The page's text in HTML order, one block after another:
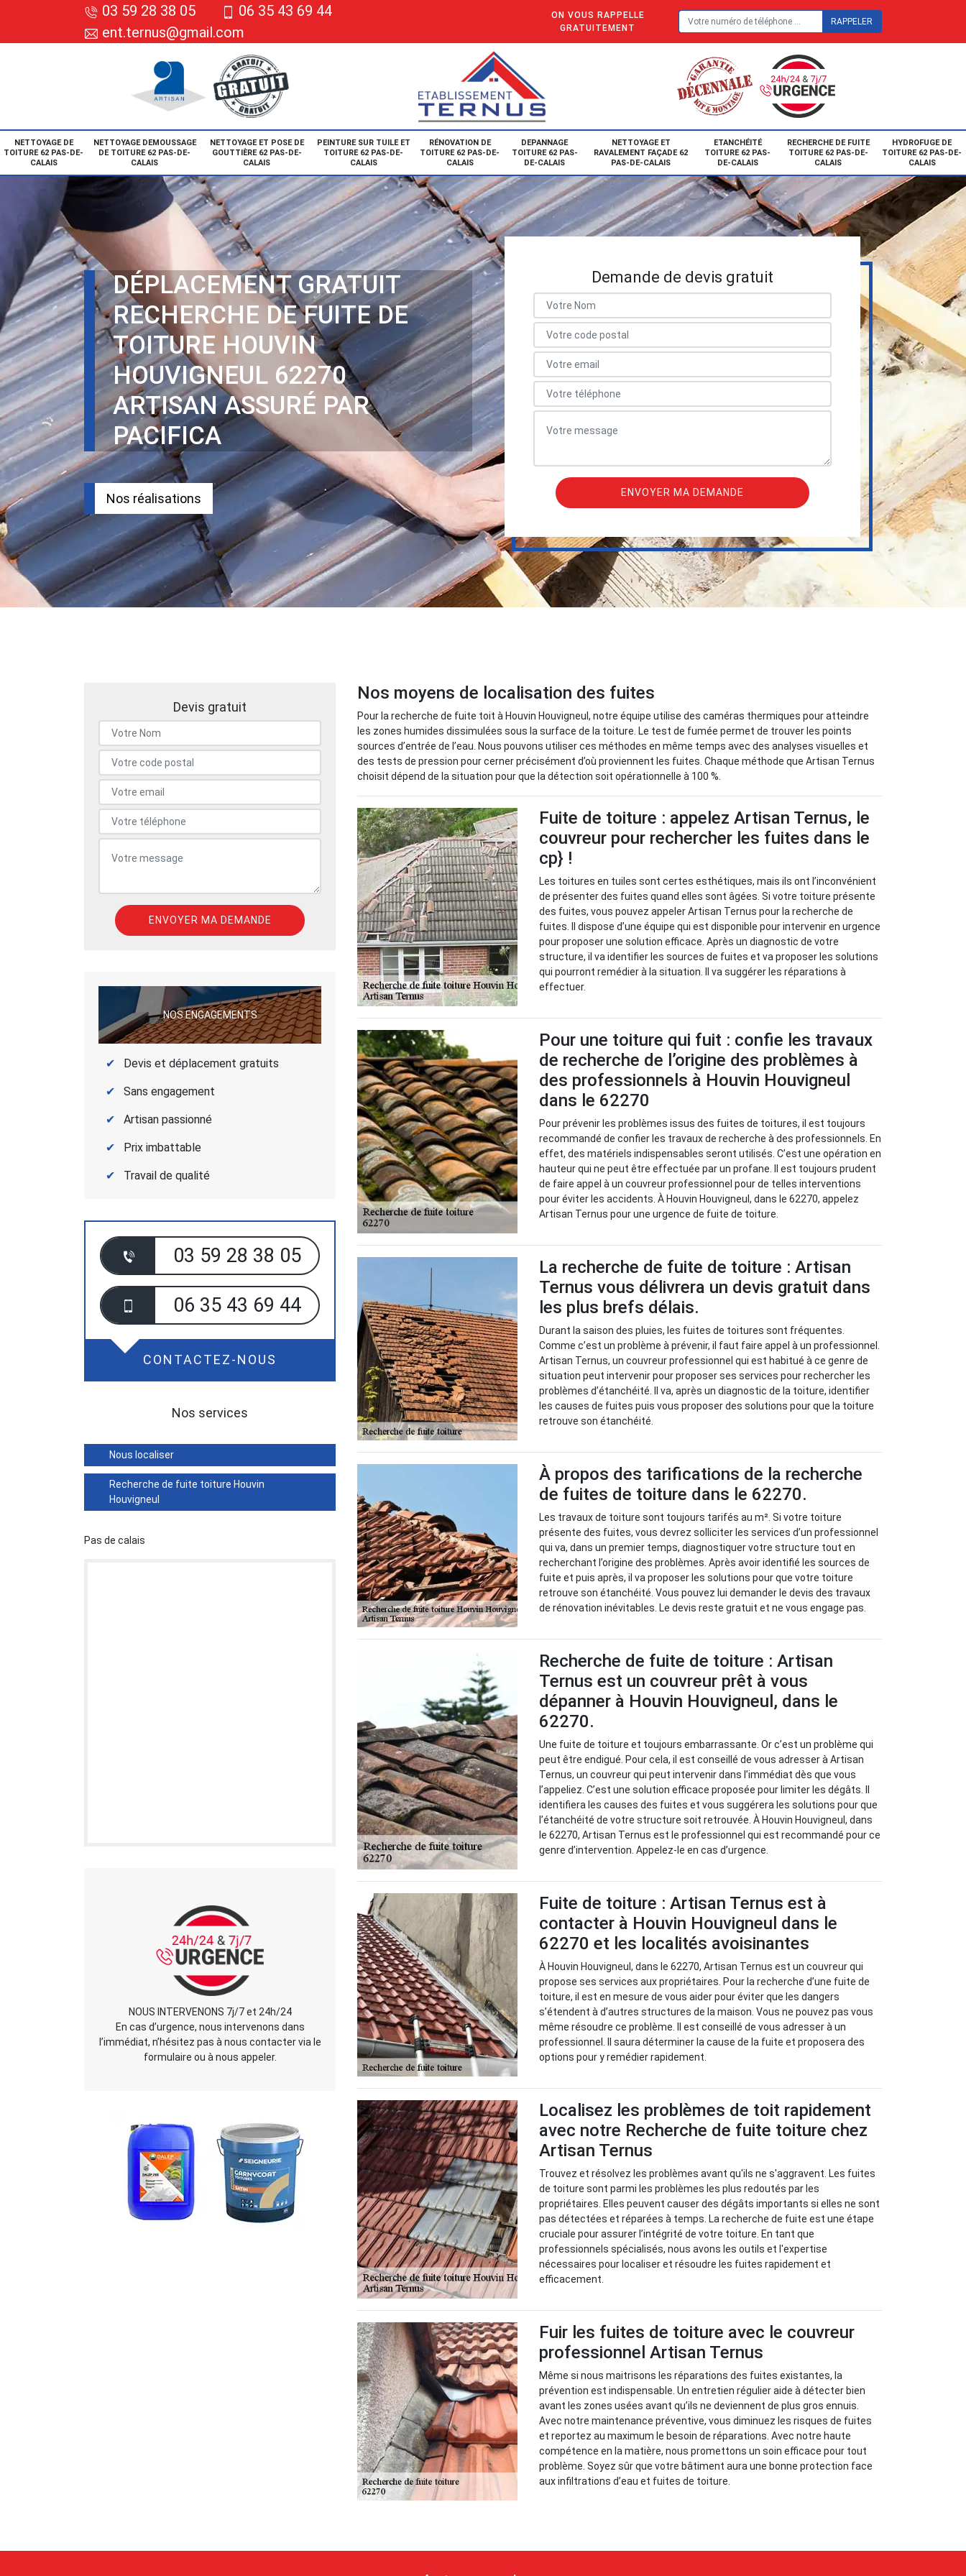
03 59 28 38 05
06 35 43 69 44
ent.ternus@gmail.com
ON VOUS RAPPELLE
GRATUITEMENT
NETTOYAGE DE
TOITURE 62 PAS-DE-
CALAIS
NETTOYAGE DEMOUSSAGE
DE TOITURE 62 PAS-DE-
CALAIS
NETTOYAGE ET POSE DE
GOUTTIÈRE 62 PAS-DE-
CALAIS
PEINTURE SUR TUILE ET
TOITURE 62 PAS-DE-
CALAIS
RÉNOVATION DE
TOITURE 62 PAS-DE-
CALAIS
DEPANNAGE
TOITURE 62 PAS-
DE-CALAIS
NETTOYAGE ET
RAVALEMENT FAÇADE 62
PAS-DE-CALAIS
ETANCHÉITÉ
TOITURE 62 PAS-
DE-CALAIS
RECHERCHE DE FUITE
TOITURE 62 PAS-DE-
CALAIS
HYDROFUGE DE
TOITURE 62 PAS-DE-
CALAIS
DÉPLACEMENT GRATUIT
RECHERCHE DE FUITE DE
TOITURE HOUVIN
HOUVIGNEUL 62270
ARTISAN ASSURÉ PAR
PACIFICA
Nos réalisations
Demande de devis gratuit
Devis gratuit
NOS ENGAGEMENTS
Devis et déplacement gratuits
Sans engagement
Artisan passionné
Prix imbattable
Travail de qualité
03 59 28 38 05
06 35 43 69 44
CONTACTEZ-NOUS
Nos services
Nous localiser
Recherche de fuite toiture Houvin
Houvigneul
Pas de calais
NOUS INTERVENONS 7j/7 et 24h/24
En cas d’urgence, nous intervenons dans
l’immédiat, n’hésitez pas à nous contacter via le
formulaire ou à nous appeler.
Nos moyens de localisation des fuites
Pour la recherche de fuite toit à Houvin Houvigneul, notre équipe utilise des caméras thermiques pour atteindre
les zones humides dissimulées sous la surface de la toiture. Le test de fumée permet de trouver les points
sources d’entrée de l’eau. Nous pouvons utiliser ces méthodes en même temps avec des analyses visuelles et
des tests de pression pour cerner précisément d’où proviennent les fuites. Chaque méthode que Artisan Ternus
choisit dépend de la situation pour que la détection soit opérationnelle à 100 %.
Fuite de toiture : appelez Artisan Ternus, le
couvreur pour rechercher les fuites dans le
cp} !
Les toitures en tuiles sont certes esthétiques, mais ils ont l’inconvénient
de présenter des fuites quand elles sont âgées. Si votre toiture présente
des fuites, vous pouvez appeler Artisan Ternus pour la recherche de
fuites. Il dispose d’une équipe qui est disponible pour intervenir en urgence
pour proposer une solution efficace. Après un diagnostic de votre
structure, il va identifier les sources de fuites et va proposer les solutions
qui pourront remédier à la situation. Il va suggérer les réparations à
effectuer.
Pour une toiture qui fuit : confie les travaux
de recherche de l’origine des problèmes à
des professionnels à Houvin Houvigneul
dans le 62270
Pour prévenir les problèmes issus des fuites de toitures, il est toujours
recommandé de confier les travaux de recherche à des professionnels. En
effet, des matériels indispensables seront utilisés. C’est une opération en
hauteur qui ne peut être effectuée par un profane. Il est toujours prudent
de faire appel à un couvreur professionnel pour de telles interventions
pour éviter les accidents. À Houvin Houvigneul, dans le 62270, appelez
Artisan Ternus pour une urgence de fuite de toiture.
La recherche de fuite de toiture : Artisan
Ternus vous délivrera un devis gratuit dans
les plus brefs délais.
Durant la saison des pluies, les fuites de toitures sont fréquentes.
Comme c’est un problème à prévenir, il faut faire appel à un professionnel.
Artisan Ternus, un couvreur professionnel qui est habitué à ce genre de
situation peut intervenir pour proposer ses services pour rechercher les
problèmes d’étanchéité. Il va, après un diagnostic de la toiture, identifier
les causes de fuites puis vous proposer des solutions pour que la toiture
retrouve son étanchéité.
À propos des tarifications de la recherche
de fuites de toiture dans le 62270.
Les travaux de toiture sont toujours tarifés au m². Si votre toiture
présente des fuites, vous devrez solliciter les services d’un professionnel
qui va, dans un premier temps, diagnostiquer votre structure tout en
recherchant l’origine des problèmes. Après avoir identifié les sources de
fuite et puis après, il va proposer les solutions pour que votre toiture
retrouve son étanchéité. Vous pouvez lui demander le devis des travaux
de rénovation inévitables. Le devis reste gratuit et ne vous engage pas.
Recherche de fuite de toiture : Artisan
Ternus est un couvreur prêt à vous
dépanner à Houvin Houvigneul, dans le
62270.
Une fuite de toiture et toujours embarrassante. Or c’est un problème qui
peut être endigué. Pour cela, il est conseillé de vous adresser à Artisan
Ternus, un couvreur qui peut intervenir dans l’immédiat dès que vous
l’appeliez. C’est une solution efficace proposée pour limiter les dégâts. Il
identifiera les causes des fuites et vous suggérera les solutions pour que
l’étanchéité de votre structure soit retrouvée. À Houvin Houvigneul, dans
le 62270, Artisan Ternus est le professionnel qui est recommandé pour ce
genre d’intervention. Appelez-le en cas d’urgence.
Fuite de toiture : Artisan Ternus est à
contacter à Houvin Houvigneul dans le
62270 et les localités avoisinantes
À Houvin Houvigneul, dans le 62270, Artisan Ternus est un couvreur qui
propose ses services aux propriétaires. Pour la recherche d’une fuite de
toiture, il est en mesure de vous aider pour éviter que les dangers
s’étendent à d’autres structures de la maison. Vous ne pouvez pas vous
même résoudre ce problème. Il est conseillé de vous adresser à un
professionnel. Il saura déterminer la cause de la fuite et proposera des
options pour y remédier rapidement.
Localisez les problèmes de toit rapidement
avec notre Recherche de fuite toiture chez
Artisan Ternus
Trouvez et résolvez les problèmes avant qu'ils ne s'aggravent. Les fuites
de toiture sont parmi les problèmes les plus redoutés par les
propriétaires. Elles peuvent causer des dégâts importants si elles ne sont
pas détectées et réparées à temps. La recherche de fuite est une étape
cruciale pour assurer l’intégrité de votre toiture. En tant que
professionnels spécialisés, nous avons les outils et l'expertise
nécessaires pour localiser et résoudre les fuites rapidement et
efficacement.
Fuir les fuites de toiture avec le couvreur
professionnel Artisan Ternus
Même si nous maitrisons les réparations des fuites existantes, la
prévention est indispensable. Un entretien régulier aide à détecter bien
avant les zones usées avant qu’ils ne deviennent de plus gros ennuis.
Avec notre maintenance préventive, vous diminuez les risques de fuites
et reportez au maximum le besoin de réparations. Avec notre haute
compétence en la matière, nous promettons un soin efficace pour tout
problème. Soyez sûr que votre bâtiment aura une bonne protection face
aux infiltrations d’eau et fuites de toiture.